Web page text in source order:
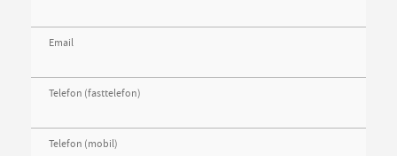
Email
Telefon (fasttelefon)
Telefon (mobil)